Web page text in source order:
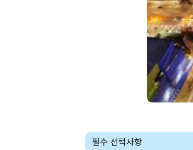
필수 선택사항